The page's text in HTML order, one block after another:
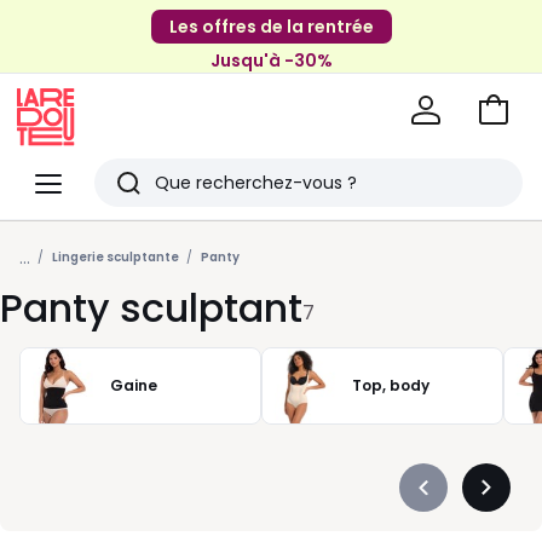
Les offres de la rentrée
Jusqu'à -30%
Menu
Redoute
Rechercher
Derniers
articles
vus
Aller
... Lingerie sculptante Panty
Panty sculptant7
Gaine Top, body
Précédent